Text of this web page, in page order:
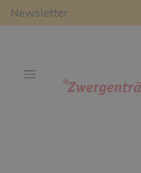
Newsletter